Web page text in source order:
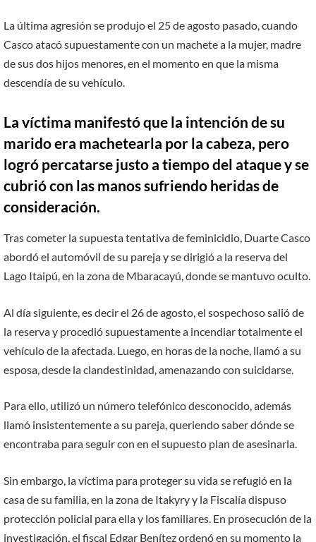
La última agresión se produjo el 25 de agosto pasado, cuando
Casco atacó supuestamente con un machete a la mujer, madre
de sus dos hijos menores, en el momento en que la misma
descendía de su vehículo.
La víctima manifestó que la intención de su
marido era machetearla por la cabeza, pero
logró percatarse justo a tiempo del ataque y se
cubrió con las manos sufriendo heridas de
consideración.
Tras cometer la supuesta tentativa de feminicidio, Duarte Casco
abordó el automóvil de su pareja y se dirigió a la reserva del
Lago Itaipú, en la zona de Mbaracayú, donde se mantuvo oculto.
Al día siguiente, es decir el 26 de agosto, el sospechoso salió de
la reserva y procedió supuestamente a incendiar totalmente el
vehículo de la afectada. Luego, en horas de la noche, llamó a su
esposa, desde la clandestinidad, amenazando con suicidarse.
Para ello, utilizó un número telefónico desconocido, además
llamó insistentemente a su pareja, queriendo saber dónde se
encontraba para seguir con en el supuesto plan de asesinarla.
Sin embargo, la víctima para proteger su vida se refugió en la
casa de su familia, en la zona de Itakyry y la Fiscalía dispuso
protección policial para ella y los familiares. En prosecución de la
investigación, el fiscal Edgar Benítez ordenó en su momento la